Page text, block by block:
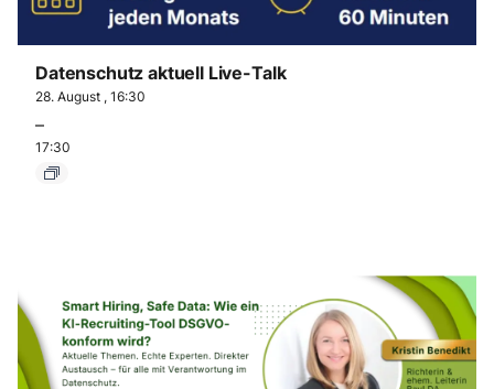
Datenschutz aktuell Live-Talk
28. August , 16:30
–
17:30